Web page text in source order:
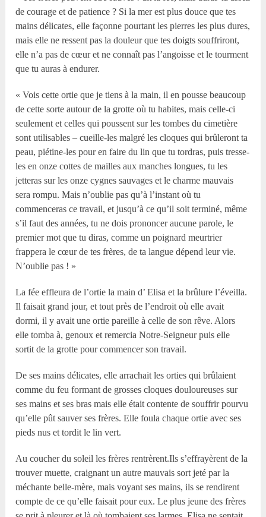
de courage et de patience ? Si la mer est plus douce que tes
mains délicates, elle façonne pourtant les pierres les plus dures,
mais elle ne ressent pas la douleur que tes doigts souffriront,
elle n’a pas de cœur et ne connaît pas l’angoisse et le tourment
que tu auras à endurer.
« Vois cette ortie que je tiens à la main, il en pousse beaucoup
de cette sorte autour de la grotte où tu habites, mais celle-ci
seulement et celles qui poussent sur les tombes du cimetière
sont utilisables – cueille-les malgré les cloques qui brûleront ta
peau, piétine-les pour en faire du lin que tu tordras, puis tresse-
les en onze cottes de mailles aux manches longues, tu les
jetteras sur les onze cygnes sauvages et le charme mauvais
sera rompu. Mais n’oublie pas qu’à l’instant où tu
commenceras ce travail, et jusqu’à ce qu’il soit terminé, même
s’il faut des années, tu ne dois prononcer aucune parole, le
premier mot que tu diras, comme un poignard meurtrier
frappera le cœur de tes frères, de ta langue dépend leur vie.
N’oublie pas ! »
La fée effleura de l’ortie la main d’ Elisa et la brûlure l’éveilla.
Il faisait grand jour, et tout près de l’endroit où elle avait
dormi, il y avait une ortie pareille à celle de son rêve. Alors
elle tomba à, genoux et remercia Notre-Seigneur puis elle
sortit de la grotte pour commencer son travail.
De ses mains délicates, elle arrachait les orties qui brûlaient
comme du feu formant de grosses cloques douloureuses sur
ses mains et ses bras mais elle était contente de souffrir pourvu
qu’elle pût sauver ses frères. Elle foula chaque ortie avec ses
pieds nus et tordit le lin vert.
Au coucher du soleil les frères rentrèrent.Ils s’effrayèrent de la
trouver muette, craignant un autre mauvais sort jeté par la
méchante belle-mère, mais voyant ses mains, ils se rendirent
compte de ce qu’elle faisait pour eux. Le plus jeune des frères